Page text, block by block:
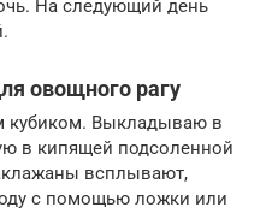
На следующий день
овощного рагу
кубиком. Выкладываю в
в кипящей подсоленной
всплывают,
с помощью ложки или